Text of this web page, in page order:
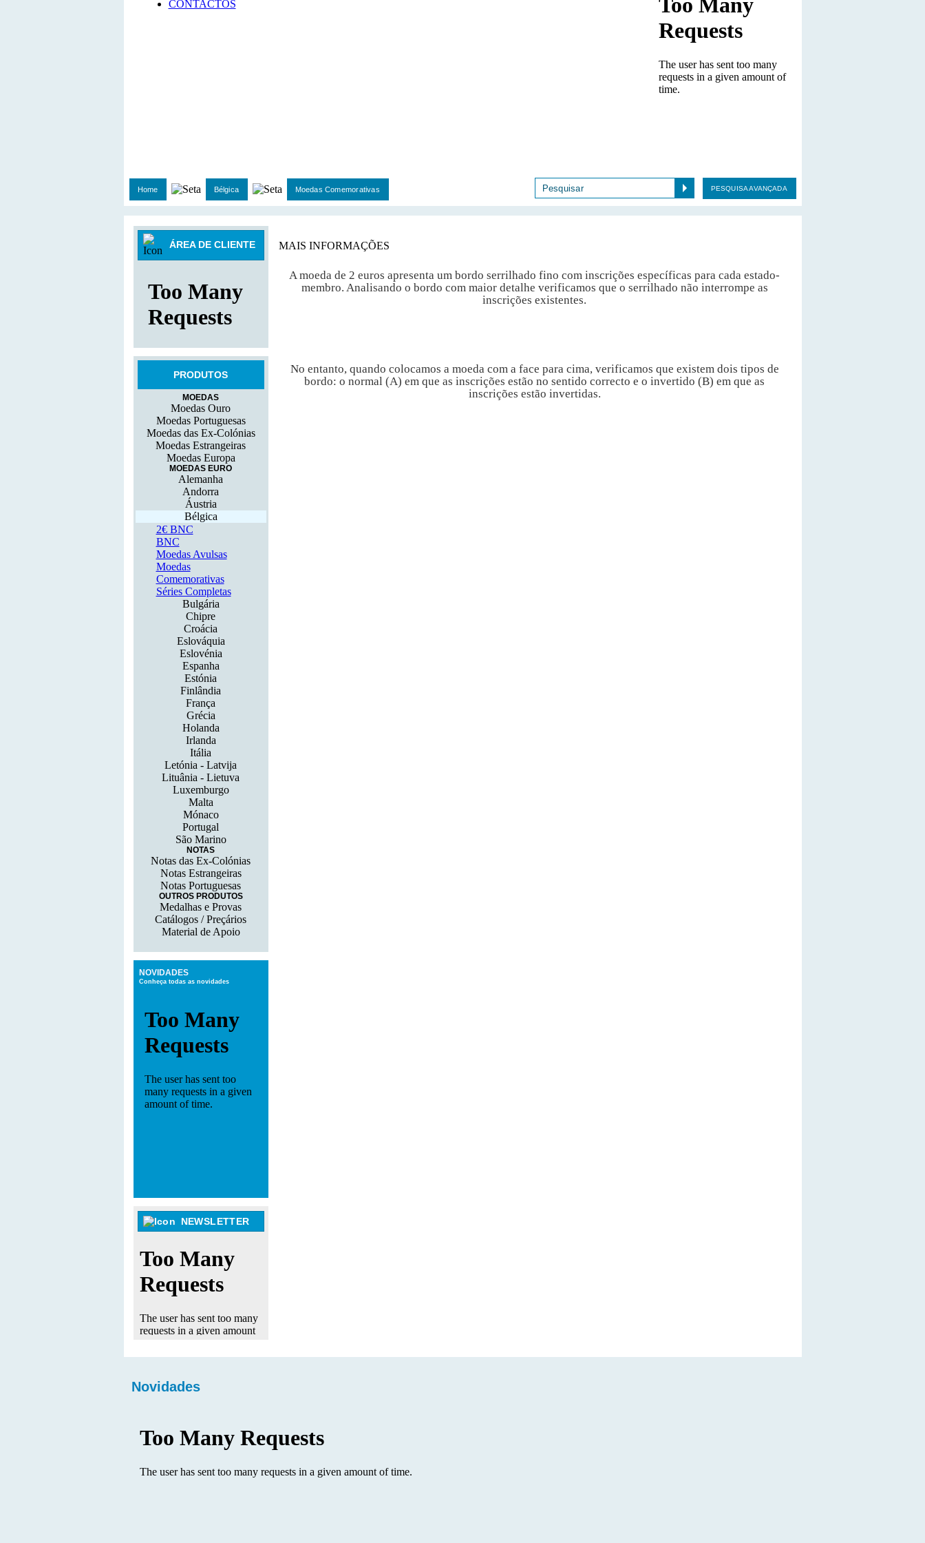
CONTACTOS
Home Bélgica Moedas Comemorativas PESQUISA AVANÇADA
ÁREA DE CLIENTE
PRODUTOS
MOEDAS
Moedas Ouro
Moedas Portuguesas
Moedas das Ex-Colónias
Moedas Estrangeiras
Moedas Europa
MOEDAS EURO
Alemanha
Andorra
Áustria
Bélgica
2€ BNC
BNC
Moedas Avulsas
Moedas
Comemorativas
Séries Completas
Bulgária
Chipre
Croácia
Eslováquia
Eslovénia
Espanha
Estónia
Finlândia
França
Grécia
Holanda
Irlanda
Itália
Letónia - Latvija
Lituânia - Lietuva
Luxemburgo
Malta
Mónaco
Portugal
São Marino
NOTAS
Notas das Ex-Colónias
Notas Estrangeiras
Notas Portuguesas
OUTROS PRODUTOS
Medalhas e Provas
Catálogos / Preçários
Material de Apoio
NOVIDADES
Conheça todas as novidades
NEWSLETTER
MAIS INFORMAÇÕES
A moeda de 2 euros apresenta um bordo serrilhado fino com inscrições específicas para cada estado-
membro. Analisando o bordo com maior detalhe verificamos que o serrilhado não interrompe as
inscrições existentes.
No entanto, quando colocamos a moeda com a face para cima, verificamos que existem dois tipos de
bordo: o normal (A) em que as inscrições estão no sentido correcto e o invertido (B) em que as
inscrições estão invertidas.
Novidades